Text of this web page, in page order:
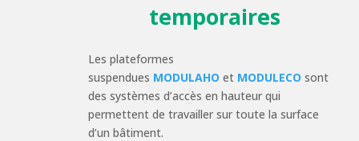
temporaires
Les plateformes
suspendues MODULAHOet MODULECO sont
des systèmes d’accès en hauteur qui
permettent de travailler sur toute la surface
d’un bâtiment.